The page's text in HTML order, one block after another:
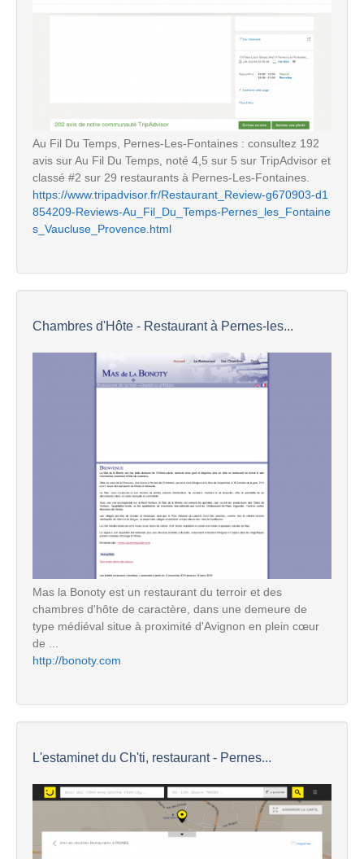
Au Fil Du Temps, Pernes-Les-Fontaines : consultez 192
avis sur Au Fil Du Temps, noté 4,5 sur 5 sur TripAdvisor et
classé #2 sur 29 restaurants à Pernes-Les-Fontaines.
https://www.tripadvisor.fr/Restaurant_Review-g670903-d1
854209-Reviews-Au_Fil_Du_Temps-Pernes_les_Fontaine
s_Vaucluse_Provence.html
Chambres d'Hôte - Restaurant à Pernes-les...
Mas la Bonoty est un restaurant du terroir et des
chambres d'hôte de caractère, dans une demeure de
type médiéval situe à proximité d'Avignon en plein cœur
de ...
http://bonoty.com
L'estaminet du Ch'ti, restaurant - Pernes...